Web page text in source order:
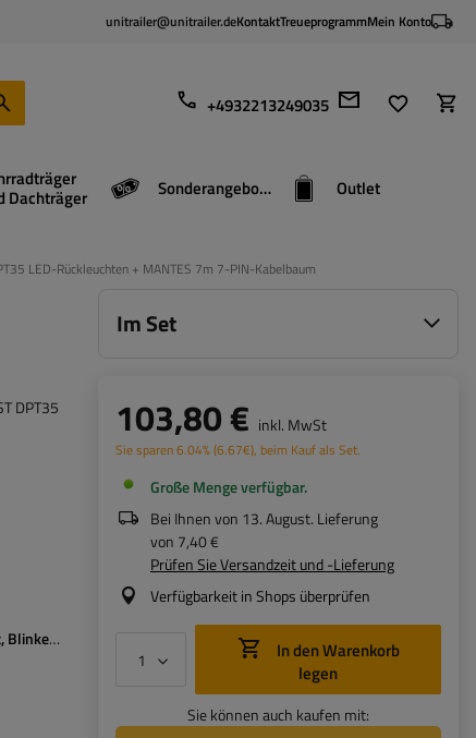
unitrailer@unitrailer.deKontaktTreueprogrammMein Konto
+4932213249035
Dachträger Sonderangebote Outlet
LED-Rückleuchten + MANTES 7m 7-PIN-Kabelbaum
DPT35
Blinker Kennzeichenbeleuchtung
Im Set
103,80 € inkl. MwSt
Sie sparen6.04%(6.67€), beim Kauf als Set.
Große Menge verfügbar
Bei Ihnen von 13. August. Lieferung
von 7,40 €
Prüfen Sie Versandzeit und -Lieferung
Verfügbarkeit in Shops überprüfen
legen
Sie können auch kaufen mit: